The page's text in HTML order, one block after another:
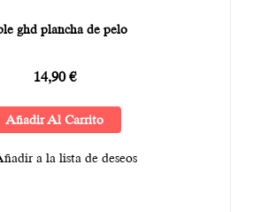
ghd plancha de pelo
14,90€
Añadir Al Carrito
a la lista de deseos